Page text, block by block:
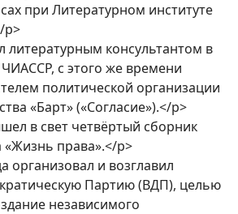
при Литературном институте
p>
литературным консультантом в
с этого же времени
политической организации
«Барт» («Согласие»).</p>
в свет четвёртый сборник
«Жизнь права».</p>
организовал и возглавил
Партию (ВДП), целью
независимого